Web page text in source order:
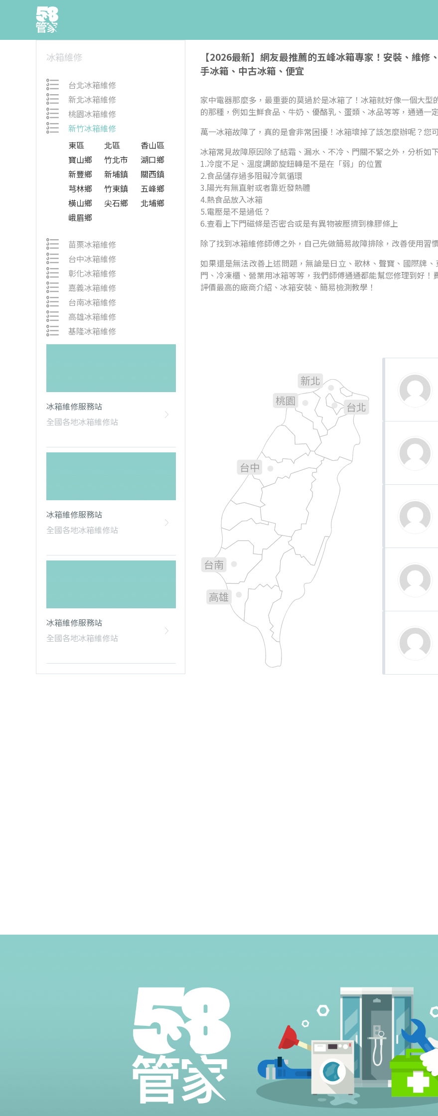
冰箱維修
台北冰箱維修
新北冰箱維修
桃園冰箱維修
新竹冰箱維修
東區
北區
香山區
寶山鄉
竹北市
湖口鄉
新豐鄉
新埔鎮
關西鎮
芎林鄉
竹東鎮
五峰鄉
橫山鄉
尖石鄉
北埔鄉
峨眉鄉
苗栗冰箱維修
台中冰箱維修
彰化冰箱維修
嘉義冰箱維修
台南冰箱維修
高雄冰箱維修
基隆冰箱維修
冰箱維修服務站
全國各地冰箱維修站
冰箱維修服務站
全國各地冰箱維修站
冰箱維修服務站
全國各地冰箱維修站
【2026最新】網友最推薦的五峰冰箱專家！安裝、維
手冰箱、中古冰箱、便宜
家中電器那麼多，最重要的莫過於是冰箱了！冰箱就好像一個大
的那種，例如生鮮食品、牛奶、優酪乳、蛋類、冰品等等，通通一
萬一冰箱故障了，真的是會非常困擾！冰箱壞掉了該怎麼辦呢？您
冰箱常見故障原因除了結霜、漏水、不冷、門關不緊之外，分析如
1.冷度不足、溫度調節旋鈕轉是不是在「弱」的位置
2.食品儲存過多阻礙冷氣循環
3.陽光有無直射或者靠近發熱體
4.熱食品放入冰箱
5.電壓是不是過低？
6.查看上下門磁條是否密合或是有異物被壓擠到橡膠條上
除了找到冰箱維修師傅之外，自己先做簡易故障排除，改善使用習
如果還是無法改善上述問題，無論是日立、歌林、聲寶、國際牌
門、冷凍櫃、營業用冰箱等等，我們師傅通通都能幫您修理到好
評價最高的廠商介紹、冰箱安裝、簡易檢測教學！
台北
新北
桃園
台中
台南
高雄
苗栗
彰化
雲林
嘉義
屏東
花蓮
宜蘭
台東